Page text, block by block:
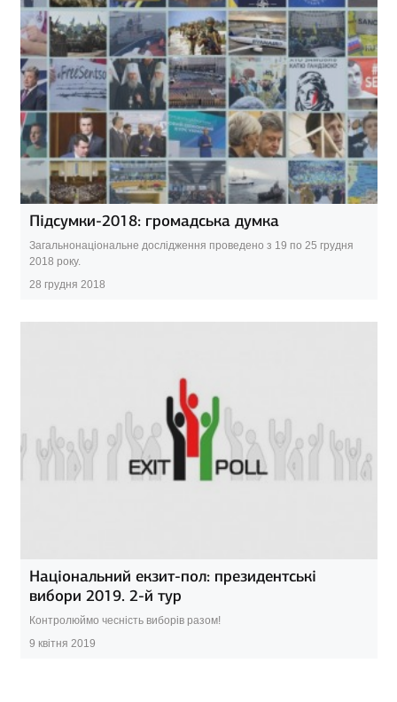
Підсумки-2018: громадська думка
Загальнонаціональне дослідження проведено з 19 по 25 грудня
2018 року.
28 грудня 2018
Національний екзит-пол: президентські
вибори 2019. 2-й тур
Контролюймо чесність виборів разом!
9 квітня 2019